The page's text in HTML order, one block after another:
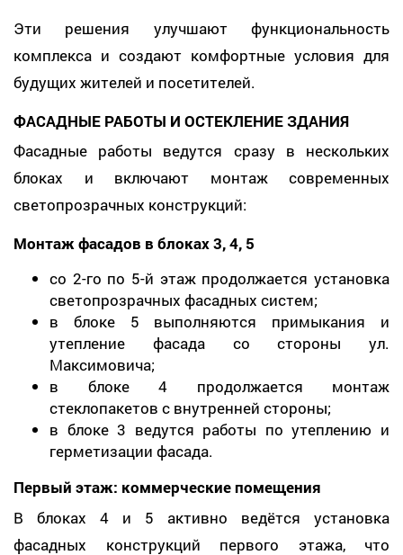
Эти решения улучшают функциональность
комплекса и создают комфортные условия для
будущих жителей и посетителей.
ФАСАДНЫЕ РАБОТЫ И ОСТЕКЛЕНИЕ ЗДАНИЯ
Фасадные работы ведутся сразу в нескольких
блоках и включают монтаж современных
светопрозрачных конструкций:
Монтаж фасадов в блоках 3, 4, 5
со 2-го по 5-й этаж продолжается установка
светопрозрачных фасадных систем;
в блоке 5 выполняются примыкания и
утепление фасада со стороны ул.
Максимовича;
в блоке 4 продолжается монтаж
стеклопакетов с внутренней стороны;
в блоке 3 ведутся работы по утеплению и
герметизации фасада.
Первый этаж: коммерческие помещения
В блоках 4 и 5 активно ведётся установка
фасадных конструкций первого этажа, что